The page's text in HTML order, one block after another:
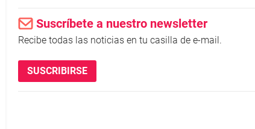
Suscríbete a nuestro newsletter
Recibe todas las noticias en tu casilla de e-mail.
SUSCRIBIRSE